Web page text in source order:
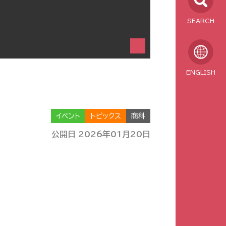
SEARCH
ENGLISH
イベント トピックス 商科
公開日 2026年01月20日